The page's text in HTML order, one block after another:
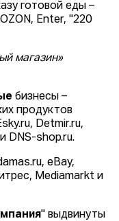
готовой еды –
Enter, "220
магазин»
бизнесы –
продуктов
Detmir.ru,
DNS-shop.ru.
eBay,
Mediamarkt и
" выдвинуты